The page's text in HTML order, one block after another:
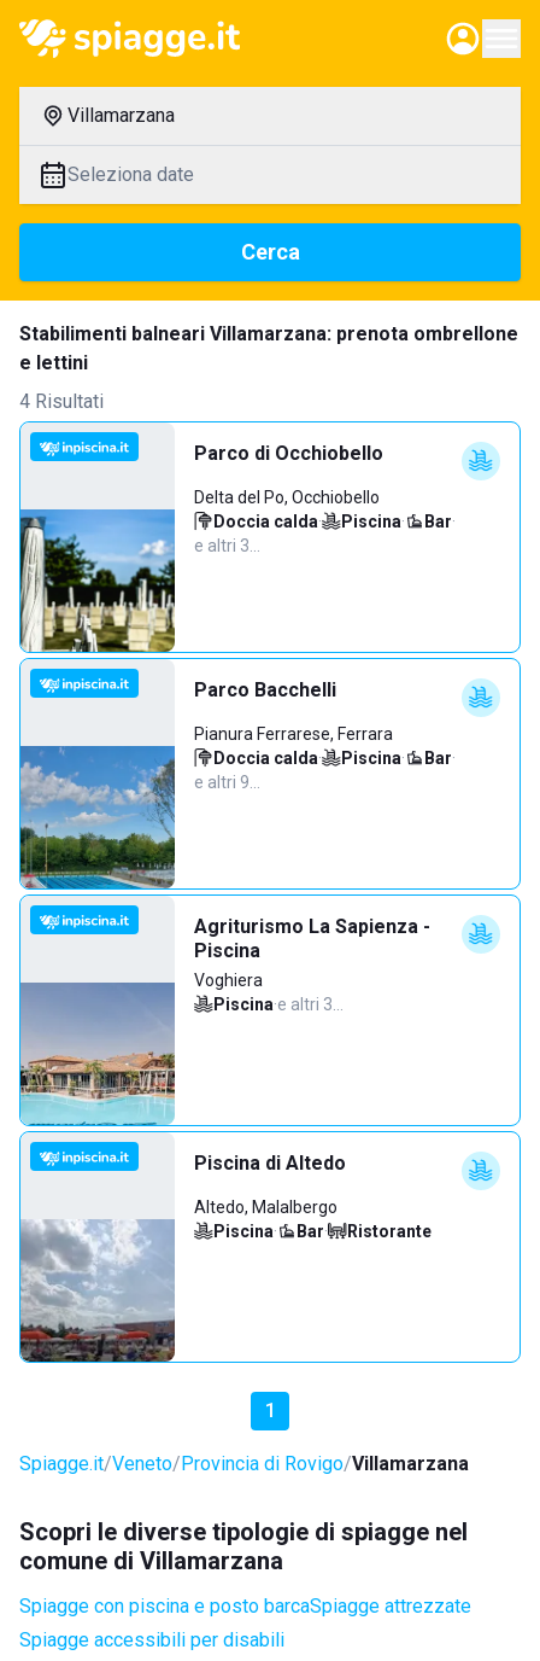
Villamarzana
Seleziona date
Cerca
Stabilimenti balneari Villamarzana: prenota ombrellone
e lettini
4 Risultati
Parco di Occhiobello
Delta del Po, Occhiobello
Doccia calda· Piscina· Bar·
e altri 3…
Parco Bacchelli
Pianura Ferrarese, Ferrara
Doccia calda· Piscina· Bar·
e altri 9…
Agriturismo La Sapienza -
Piscina
Voghiera
Piscina·e altri 3…
Piscina di Altedo
Altedo, Malalbergo
Piscina· Bar· Ristorante
1
Spiagge.it Veneto Provincia di Rovigo Villamarzana
Scopri le diverse tipologie di spiagge nel
comune di Villamarzana
Spiagge con piscina e posto barcaSpiagge attrezzate
Spiagge accessibili per disabili